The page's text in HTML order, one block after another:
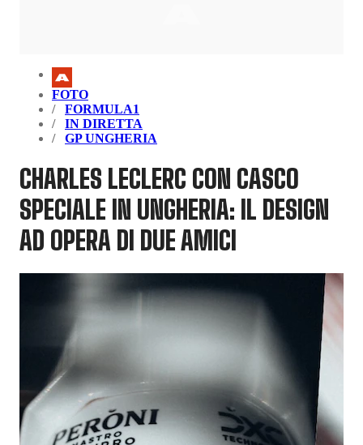
FOTO
FORMULA1
IN DIRETTA
GP UNGHERIA
CHARLES LECLERC CON CASCO
SPECIALE IN UNGHERIA: IL DESIGN
AD OPERA DI DUE AMICI